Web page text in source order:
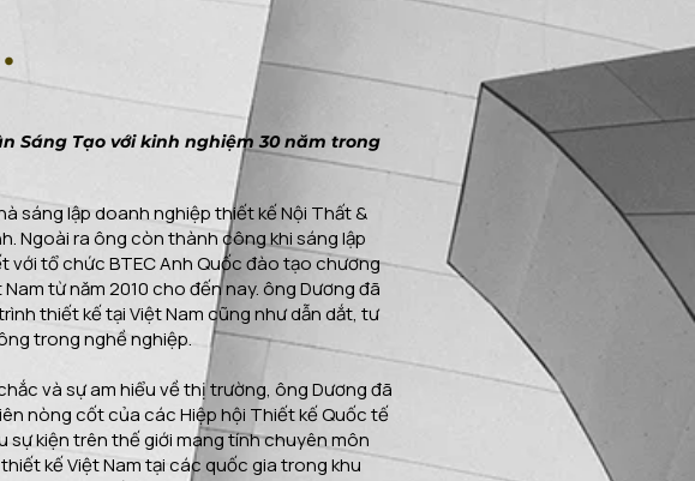
Sáng Tạo với kinh nghiệm 30 năm trong
sáng lập doanh nghiệp thiết kế Nội Thất &
Ngoài ra ông còn thành công khi sáng lập
với tổ chức BTEC Anh Quốc đào tạo chương
từ năm 2010 cho đến nay. ông Dương đã
thiết kế tại Việt Nam cũng như dẫn dắt, tư
trong nghề nghiệp.
và sự am hiểu về thị trường, ông Dương đã
nòng cốt của các Hiệp hội Thiết kế Quốc tế
sự kiện trên thế giới mang tính chuyên môn
kế Việt Nam tại các quốc gia trong khu